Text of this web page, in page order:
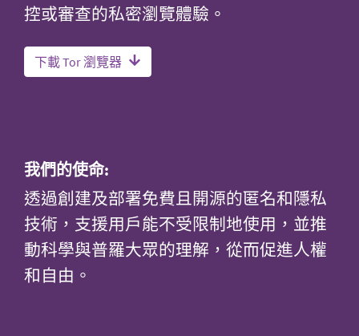
控或審查的私密瀏覽體驗。
下載 Tor 瀏覽器
我們的使命:
透過創建及部署免費且開源的匿名和隱私
技術，支援用戶能不受限制地使用，並推
動科學與普羅大眾的理解，從而促進人權
和自由。